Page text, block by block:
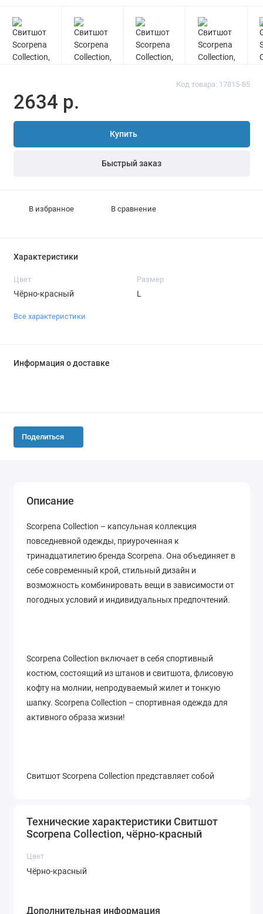
Код товара: 17815-85
2634 р.
Купить
Быстрый заказ
В избранное В сравнение
Характеристики
Цвет
Чёрно-красный
Размер
L
Все характеристики
Информация о доставке
Поделиться
Описание
Scorpena Collection – капсульная коллекция
повседневной одежды, приуроченная к
тринадцатилетию бренда Scorpena. Она объединяет в
себе современный крой, стильный дизайн и
возможность комбинировать вещи в зависимости от
погодных условий и индивидуальных предпочтений.
Scorpena Collection включает в себя спортивный
костюм, состоящий из штанов и свитшота, флисовую
кофту на молнии, непродуваемый жилет и тонкую
шапку. Scorpena Collection – спортивная одежда для
активного образа жизни!
Свитшот Scorpena Collection представляет собой
двухцветный крой делает ее стильной и в меру яркой
и в то же самое время универсальной в ежедневной
Спущенная линия плеча обеспечивает комфортную
Технические характеристики Свитшот
Scorpena Collection, чёрно-красный
Цвет
Чёрно-красный
Дополнительная информация